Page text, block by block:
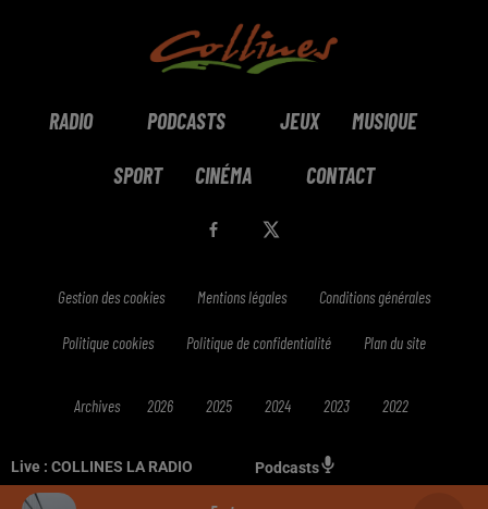
Live : COLLINES LA RADIO Podcasts
RADIO PODCASTS JEUX MUSIQUE
SPORT CINÉMA CONTACT
Gestion des cookies Mentions légales Conditions générales
Politique cookies Politique de confidentialité Plan du site
Archives 2026 2025 2024 2023 2022